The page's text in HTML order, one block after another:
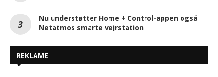
Nu understøtter Home + Control-appen også
Netatmos smarte vejrstation
REKLAME